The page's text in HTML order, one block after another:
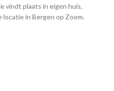
vindt plaats in eigen huis,
in Bergen op Zoom.